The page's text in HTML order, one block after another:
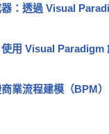
：透過 Visual
用 Visual Paradigm
業流程建模（BPM）